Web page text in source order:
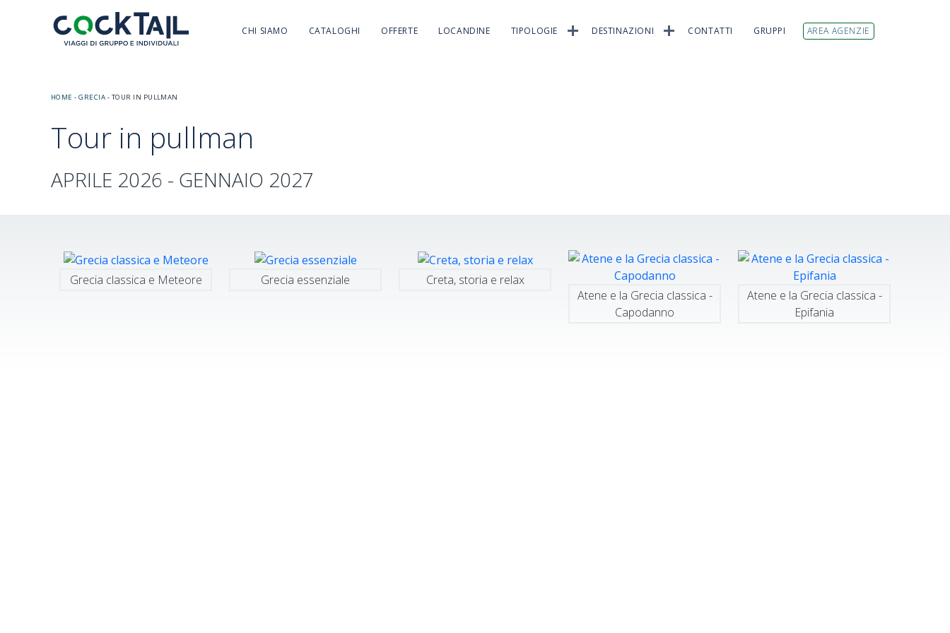
CHI SIAMO CATALOGHI OFFERTE LOCANDINE TIPOLOGIE DESTINAZIONI CONTATTI GRUPPI AREA AGENZIE
HOME -GRECIA - TOUR IN PULLMAN
Tour in pullman
APRILE 2026 - GENNAIO 2027
Grecia classica e Meteore Grecia essenziale
Creta, storia e relax
Atene e la Grecia classica -
Capodanno
Atene e la Grecia classica -
Epifania